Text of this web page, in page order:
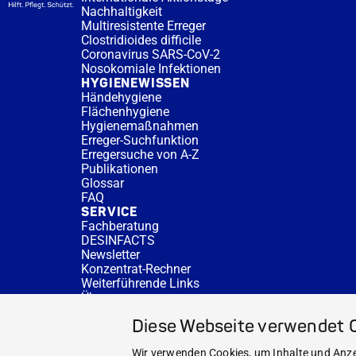
Diese Webseite verwendet
Wir verwenden Cookies, um Inhalte und
Nachhaltigkeit
Multiresistente Erreger
Clostridioides difficile
Coronavirus SARS-CoV-2
Nosokomiale Infektionen
HYGIENEWISSEN
Händehygiene
Flächenhygiene
Hygienemaßnahmen
Erreger-Suchfunktion
Erregersuche von A-Z
Publikationen
Glossar
FAQ
SERVICE
Fachberatung
DESINFACTS
Newsletter
Konzentrat-Rechner
Weiterführende Links
Über uns
NEWS UND THEMEN
HYGIENEWISSEN